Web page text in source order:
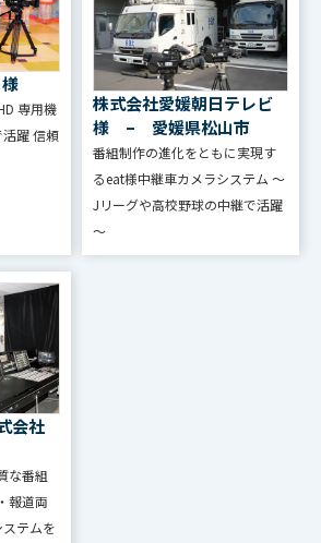
専⽤機
活躍 信頼
株式会社愛媛朝日テレビ
様 – 愛媛県松山市
番組制作の進化をともに実現す
るeat様中継車カメラシステム ～
Jリーグや高校野球の中継で活躍
～
会社
な番組
道両
テムを